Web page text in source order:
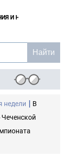
И НАУКИ
недели
В